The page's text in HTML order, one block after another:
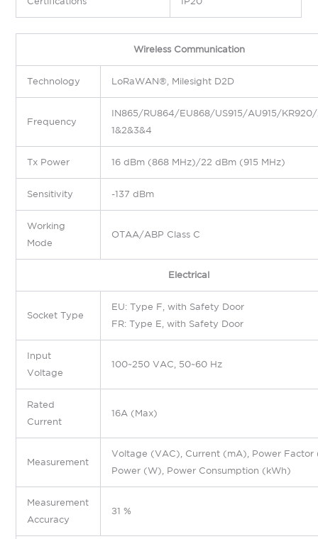
Wireless Communication
Technology LoRaWAN®, Milesight D2D
Frequency
IN865/RU864/EU868/US915/AU915/
1&2&3&4
Tx Power 16 dBm (868 MHz)/22 dBm (915 MHz)
Sensitivity -137 dBm
Working
Mode
OTAA/ABP Class C
Electrical
Socket Type
EU: Type F, with Safety Door
FR: Type E, with Safety Door
Input
Voltage
100~250 VAC, 50~60 Hz
Rated
Current
16A (Max)
Measurement
Voltage (VAC), Current (mA), Power Factor
Power (W), Power Consumption (kWh)
Measurement
Accuracy
±1 %